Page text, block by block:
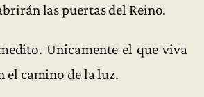
las puertas del Reino.
Unicamente el que viva
el camino de la luz.